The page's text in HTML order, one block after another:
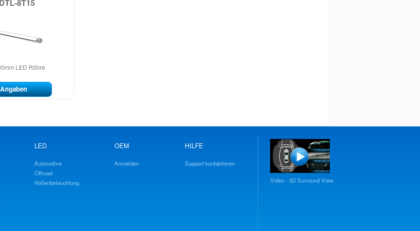
8T15
LED Röhre
Angaben
LED
Automotive
Offroad
Hallenbeleuchtung
OEM
Anmelden
HILFE
Support kontaktieren
Video - 3D Surround View